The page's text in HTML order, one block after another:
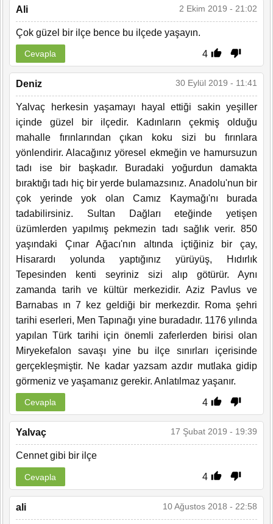
Ali 2 Ekim 2019 - 21:02
Çok güzel bir ilçe bence bu ilçede yaşayın.
4
Cevapla
Deniz 30 Eylül 2019 - 11:41
Yalvaç herkesin yaşamayı hayal ettiği sakin yeşiller
içinde güzel bir ilçedir. Kadınların çekmiş olduğu
mahalle fırınlarından çıkan koku sizi bu fırınlara
yönlendirir. Alacağınız yöresel ekmeğin ve hamursuzun
tadı ise bir başkadır. Buradaki yoğurdun damakta
bıraktığı tadı hiç bir yerde bulamazsınız. Anadolu'nun bir
çok yerinde yok olan Camız Kaymağı'nı burada
tadabilirsiniz. Sultan Dağları eteğinde yetişen
üzümlerden yapılmış pekmezin tadı sağlık verir. 850
yaşındaki Çınar Ağacı'nın altında içtiğiniz bir çay,
Hisarardı yolunda yaptığınız yürüyüş, Hıdırlık
Tepesinden kenti seyriniz sizi alıp götürür. Aynı
zamanda tarih ve kültür merkezidir. Aziz Pavlus ve
Barnabas ın 7 kez geldiği bir merkezdir. Roma şehri
tarihi eserleri, Men Tapınağı yine buradadır. 1176 yılında
yapılan Türk tarihi için önemli zaferlerden birisi olan
Miryekefalon savaşı yine bu ilçe sınırları içerisinde
gerçekleşmiştir. Ne kadar yazsam azdır mutlaka gidip
görmeniz ve yaşamanız gerekir. Anlatılmaz yaşanır.
4
Cevapla
Yalvaç 17 Şubat 2019 - 19:39
Cennet gibi bir ilçe
4
Cevapla
ali 10 Ağustos 2018 - 22:58